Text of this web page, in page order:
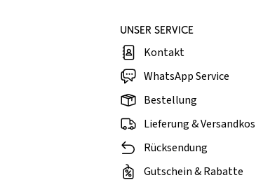
UNSER SERVICE
Kontakt
WhatsApp Service
Bestellung
Lieferung &
Rücksendung
Gutschein & Rabatte